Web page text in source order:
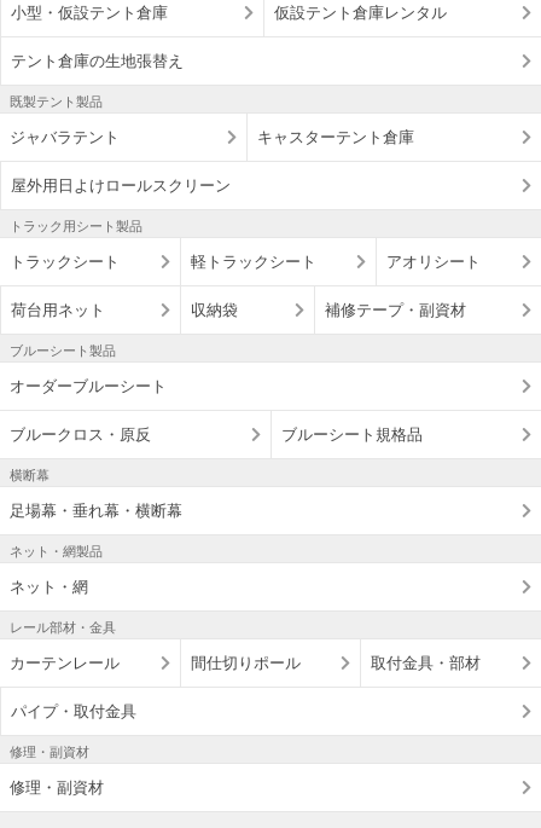
小型・仮設テント倉庫 仮設テント倉庫レンタル
テント倉庫の生地張替え
既製テント製品
ジャバラテント キャスターテント倉庫
屋外用日よけロールスクリーン
トラック用シート製品
トラックシート 軽トラックシート アオリシート
荷台用ネット 収納袋 補修テープ・副資材
ブルーシート製品
オーダーブルーシート
ブルークロス・原反 ブルーシート規格品
横断幕
足場幕・垂れ幕・横断幕
ネット・網製品
ネット・網
レール部材・金具
カーテンレール 間仕切りポール 取付金具・部材
パイプ・取付金具
修理・副資材
修理・副資材